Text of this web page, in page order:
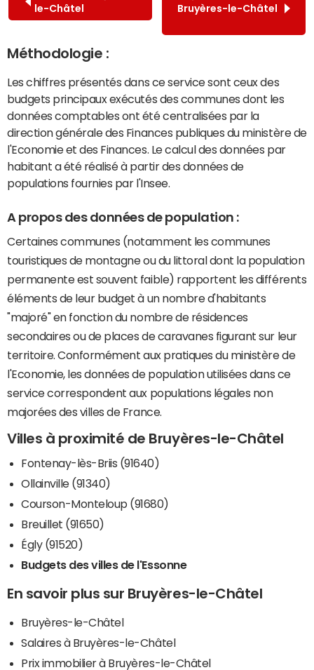
le-Châtel
Bruyères-le-Châtel
Méthodologie :
Les chiffres présentés dans ce service sont ceux des
budgets principaux exécutés des communes dont les
données comptables ont été centralisées par la
direction générale des Finances publiques du ministère de
l'Economie et des Finances. Le calcul des données par
habitant a été réalisé à partir des données de
populations fournies par l'Insee.
A propos des données de population :
Certaines communes (notamment les communes
touristiques de montagne ou du littoral dont la population
permanente est souvent faible) rapportent les différents
éléments de leur budget à un nombre d'habitants
"majoré" en fonction du nombre de résidences
secondaires ou de places de caravanes figurant sur leur
territoire. Conformément aux pratiques du ministère de
l'Economie, les données de population utilisées dans ce
service correspondent aux populations légales non
majorées des villes de France.
Villes à proximité de Bruyères-le-Châtel
Fontenay-lès-Briis (91640)
Ollainville (91340)
Courson-Monteloup (91680)
Breuillet (91650)
Égly (91520)
Budgets des villes de l'Essonne
En savoir plus sur Bruyères-le-Châtel
Bruyères-le-Châtel
Salaires à Bruyères-le-Châtel
Prix immobilier à Bruyères-le-Châtel